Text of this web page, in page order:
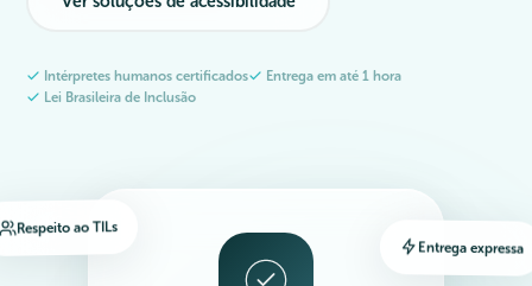
Intérpretes humanos certificados
Entrega em até 1 hora
Lei Brasileira de Inclusão
Respeito ao TILs
Entrega expressa